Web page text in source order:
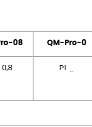
08 QM-Pro-0
0,8 P1 _